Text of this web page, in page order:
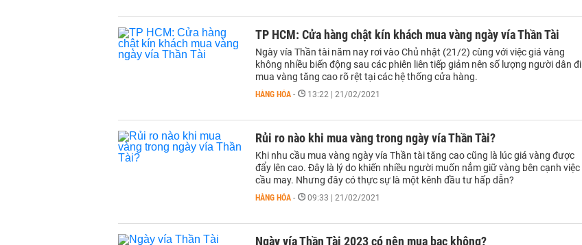
TP HCM: Cửa hàng chật kín khách mua vàng ngày vía Thần Tài
Ngày vía Thần tài năm nay rơi vào Chủ nhật (21/2) cùng với việc giá vàng
không nhiều biến động sau các phiên liên tiếp giảm nên số lượng người dân đi
mua vàng tăng cao rõ rệt tại các hệ thống cửa hàng.
HÀNG HÓA - 13:22 | 21/02/2021
Rủi ro nào khi mua vàng trong ngày vía Thần Tài?
Khi nhu cầu mua vàng ngày vía Thần tài tăng cao cũng là lúc giá vàng được
đẩy lên cao. Đây là lý do khiến nhiều người muốn nắm giữ vàng bên cạnh việc
cầu may. Nhưng đây có thực sự là một kênh đầu tư hấp dẫn?
HÀNG HÓA - 09:33 | 21/02/2021
Ngày vía Thần Tài 2023 có nên mua bạc không?